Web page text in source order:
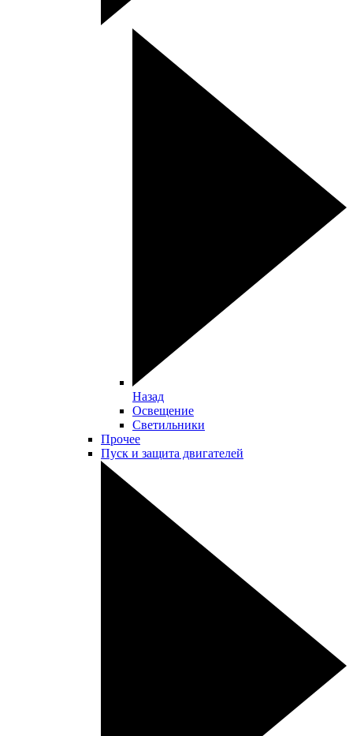
Назад
Освещение
Светильники
Прочее
Пуск и защита двигателей